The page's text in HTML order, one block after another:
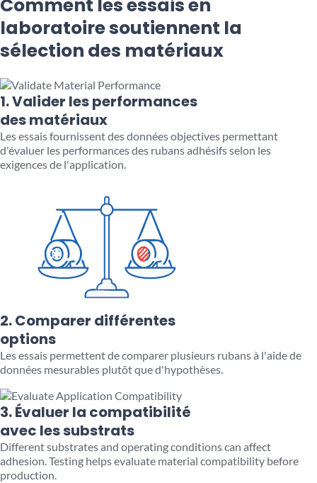
Comment les essais en
laboratoire soutiennent la
sélection des matériaux
1. Valider les performances
des matériaux
Les essais fournissent des données objectives permettant
d'évaluer les performances des rubans adhésifs selon les
exigences de l'application.
2. Comparer différentes
options
Les essais permettent de comparer plusieurs rubans à l'aide de
données mesurables plutôt que d'hypothèses.
3. Évaluer la compatibilité
avec les substrats
Different substrates and operating conditions can affect
adhesion. Testing helps evaluate material compatibility before
production.